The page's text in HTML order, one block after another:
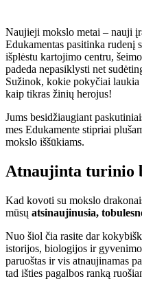
Naujieji mokslo metai – nauji
Edukamentas pasitinka rudenį
išplėstu kartojimo centru,
padeda nepasiklysti net
Sužinok, kokie pokyčiai laukia
kaip tikras žinių herojus!
Jums besidžiaugiant
mes Edukamente stipriai
mokslo iššūkiams.
Atnaujinta turinio
Kad kovoti su mokslo
mūsų atsinaujinusia,
Nuo šiol čia rasite dar
istorijos, biologijos ir
paruoštas ir vis atnaujinamas
tad išties pagalbos ranką